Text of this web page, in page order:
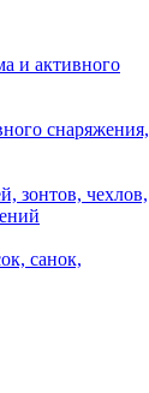
и активного
снаряжения,
зонтов, чехлов,
санок,